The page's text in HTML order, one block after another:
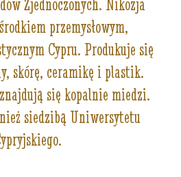
przemysłowym,
Cypru. Produkuje się
skórę, ceramikę i plastik.
się kopalnie miedzi.
siedzibą Uniwersytetu